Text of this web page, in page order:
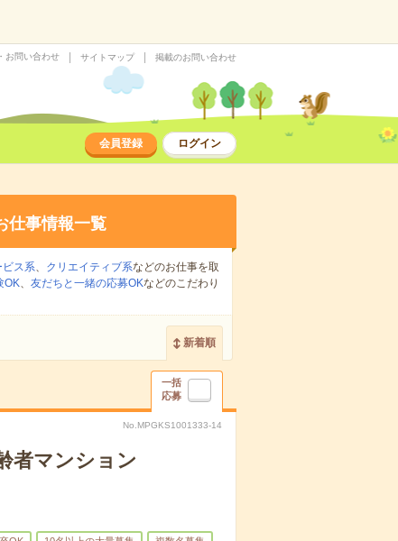
お問い合わせ サイトマップ 掲載のお問い合わせ
会員登録 ログイン
仕事情報一覧
ス系、 クリエイティブ系などのお仕事を取
OK、 友だちと一緒の応募OKなどのこだわり
新着順
一括
応募
No.MPGKS1001333-14
者マンション